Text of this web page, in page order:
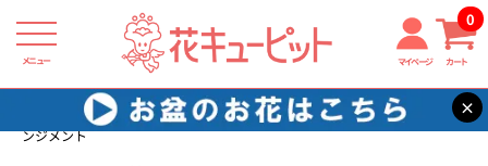
メニュー マイページ カート
0
×
花キューピット お祝い返し
【お祝い返し】ひまわりの華やかなアレ
ンジメント